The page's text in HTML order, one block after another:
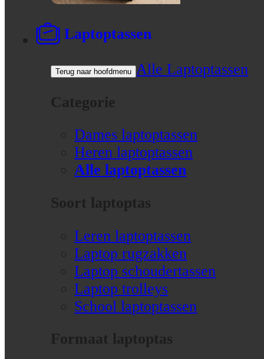
Laptoptassen
Terug naar hoofdmenu Alle Laptoptassen
Categorie
Dames laptoptassen
Heren laptoptassen
Alle laptoptassen
Soort laptoptas
Leren laptoptassen
Laptop rugzakken
Laptop schoudertassen
Laptop trolleys
School laptoptassen
Formaat laptoptas